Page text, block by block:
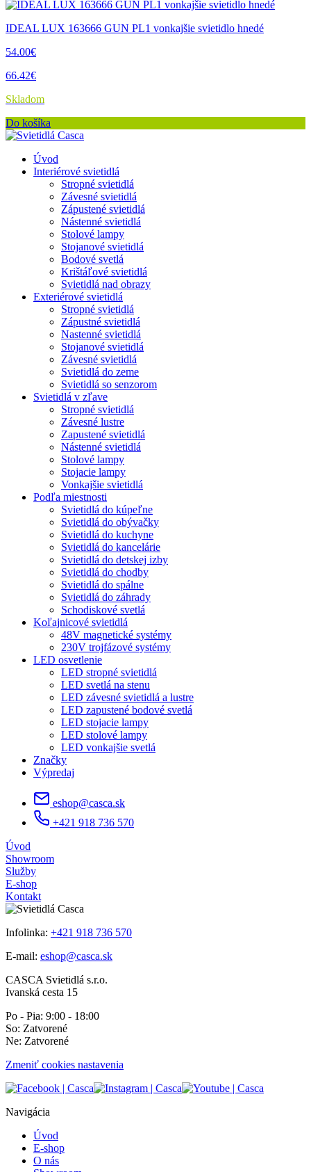
IDEAL LUX 163666 GUN PL1 vonkajšie svietidlo hnedé
54.00€
66.42€
Skladom
Do košíka
Úvod
Interiérové svietidlá
Stropné svietidlá
Závesné svietidlá
Zápustené svietidlá
Nástenné svietidlá
Stolové lampy
Stojanové svietidlá
Bodové svetlá
Krištáľové svietidlá
Svietidlá nad obrazy
Exteriérové svietidlá
Stropné svietidlá
Zápustné svietidlá
Nastenné svietidlá
Stojanové svietidlá
Závesné svietidlá
Svietidlá do zeme
Svietidlá so senzorom
Svietidlá v zľave
Stropné svietidlá
Závesné lustre
Zapustené svietidlá
Nástenné svietidlá
Stolové lampy
Stojacie lampy
Vonkajšie svietidlá
Podľa miestnosti
Svietidlá do kúpeľne
Svietidlá do obývačky
Svietidlá do kuchyne
Svietidlá do kancelárie
Svietidlá do detskej izby
Svietidlá do chodby
Svietidlá do spálne
Svietidlá do záhrady
Schodiskové svetlá
Koľajnicové svietidlá
48V magnetické systémy
230V trojfázové systémy
LED osvetlenie
LED stropné svietidlá
LED svetlá na stenu
LED závesné svietidlá a lustre
LED zapustené bodové svetlá
LED stojacie lampy
LED stolové lampy
LED vonkajšie svetlá
Značky
Výpredaj
eshop@casca.sk
+421 918 736 570
Úvod
Showroom
Služby
E-shop
Kontakt
Infolinka: +421 918 736 570
E-mail: eshop@casca.sk
CASCA Svietidlá s.r.o.
Ivanská cesta 15
Po - Pia: 9:00 - 18:00
So: Zatvorené
Ne: Zatvorené
Zmeniť cookies nastavenia
Navigácia
Úvod
E-shop
O nás